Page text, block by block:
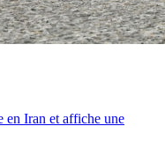
en Iran et affiche une